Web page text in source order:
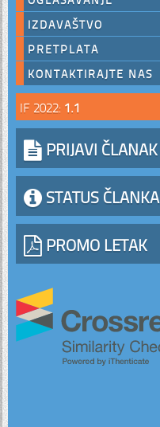
IZDAVAŠTVO
PRETPLATA
KONTAKTIRAJTE NAS
IF 2022: 1.1
PRIJAVI ČLANAK
STATUS ČLANKA
PROMO LETAK